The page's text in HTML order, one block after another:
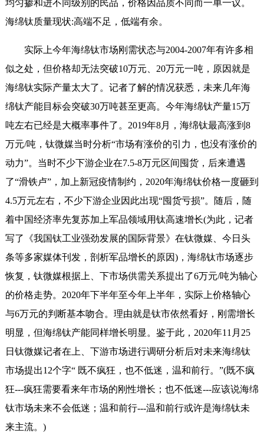
均匀掺和进不同级别的民品，价格因品质不同而一单一议。
海绵钛质量现状:高端不足，低端有余。
实际上今年海绵钛市场刚需状态与2004-2007年有许多相
似之处，但价格却无法突破10万元、20万元一吨，原因就是
海绵钛实际产量太大了。记者了解的情况获悉，未来几年海
绵钛产能目标会突破30万吨甚至更高。今年海绵钛产量15万
吨左右已经是大概率事件了。2019年8月，海绵钛最高涨到8
万元/吨，钛微媒当时分析“市场有涨价的引力，也没有涨价的
动力”。当时不少下游企业在7.5-8万元区间囤货，后来遭遇
了“滑铁卢”，加上新冠疫情制约，2020年海绵钛价格一度砸到
4.5万元左右，不少下游企业因此出现“囤货亏损”。随后，随
着中国经济率先复苏加上军品领域用钛高速增长(为此，记者
写了《我国钛工业强劲发展的国际背景》在钛微媒、今日头
条等多家媒体刊发，剖析军品增长的原因)，海绵钛市场逐步
恢复，钛微媒根据上、下市场供需关系提出了6万元/吨为轴心
的价格走势。2020年下半年至今年上半年，实际上价格轴心
与6万元的判断基本吻合。理由就是钛市依然看好，刚需增长
明显，但海绵钛产能同样增长明显。鉴于此，2020年11月25
日钛微媒记者在上、下游市场进行调研分析后对未来海绵钛
市场提出12个字“ 既不疯狂，也不低迷，温和前行。”(既不疯
狂---疯狂需要看来年市场的刚性增长；也不低迷---应该说海绵
钛市场未来不会低迷；温和前行---温和前行或许是海绵钛未
来主流。)